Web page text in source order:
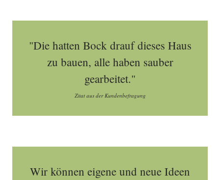
"Die hatten Bock drauf dieses Haus
zu bauen, alle haben sauber
gearbeitet."
Zitat aus der Kundenbefragung
Wir können eigene und neue Ideen